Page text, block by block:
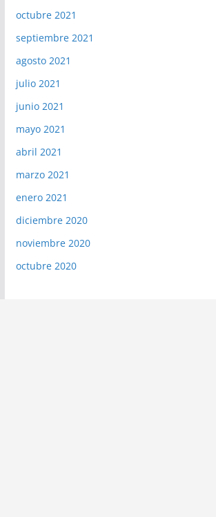
octubre 2021
septiembre 2021
agosto 2021
julio 2021
junio 2021
mayo 2021
abril 2021
marzo 2021
enero 2021
diciembre 2020
noviembre 2020
octubre 2020